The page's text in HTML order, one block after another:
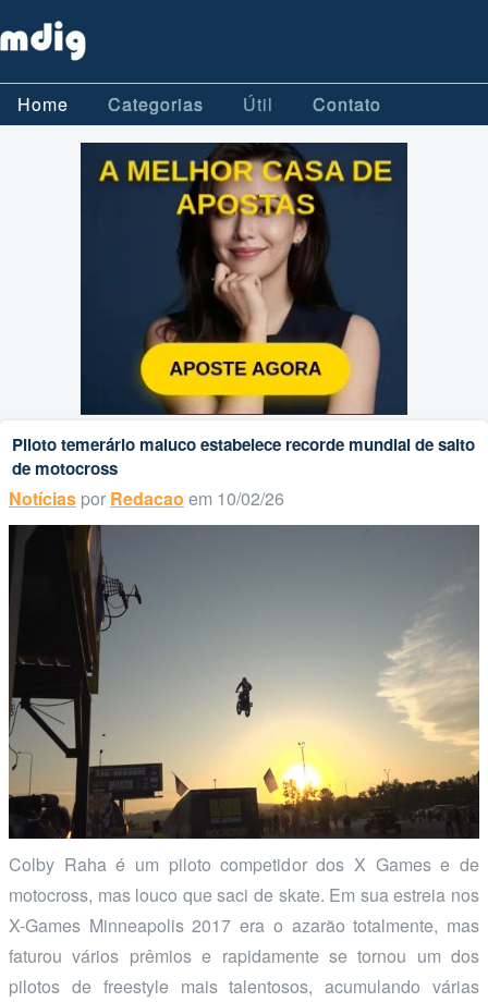
Home Categorias Útil Contato
Piloto temerário maluco estabelece recorde mundial de salto
de motocross
Notícias por Redacao em 10/02/26
Colby Raha é um piloto competidor dos X Games e de
motocross, mas louco que saci de skate. Em sua estreia nos
X-Games Minneapolis 2017 era o azarão totalmente, mas
faturou vários prêmios e rapidamente se tornou um dos
pilotos de freestyle mais talentosos, acumulando várias